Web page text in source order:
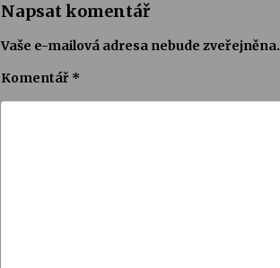
Napsat komentář
Vaše e-mailová adresa nebude zveřejněna.
Komentář *